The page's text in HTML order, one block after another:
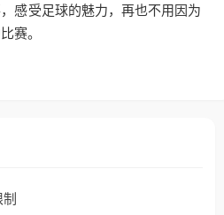
感受足球的魅力，再也不用因为
赛。